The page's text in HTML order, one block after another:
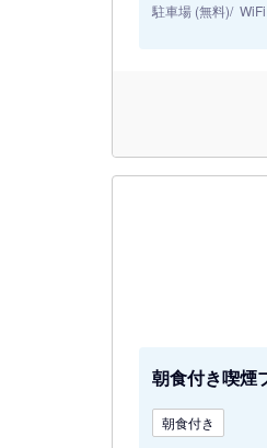
駐車場 (無料)
朝食付き喫煙
朝食付き